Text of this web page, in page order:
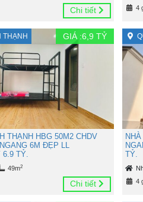
Chi tiết 4
THẠNH GIÁ :6,9 TỶ
THẠNH HBG 50M2 CHDV
6M ĐẸP LL
6.9 TỶ.
49m2
Chi tiết
TỶ.
4